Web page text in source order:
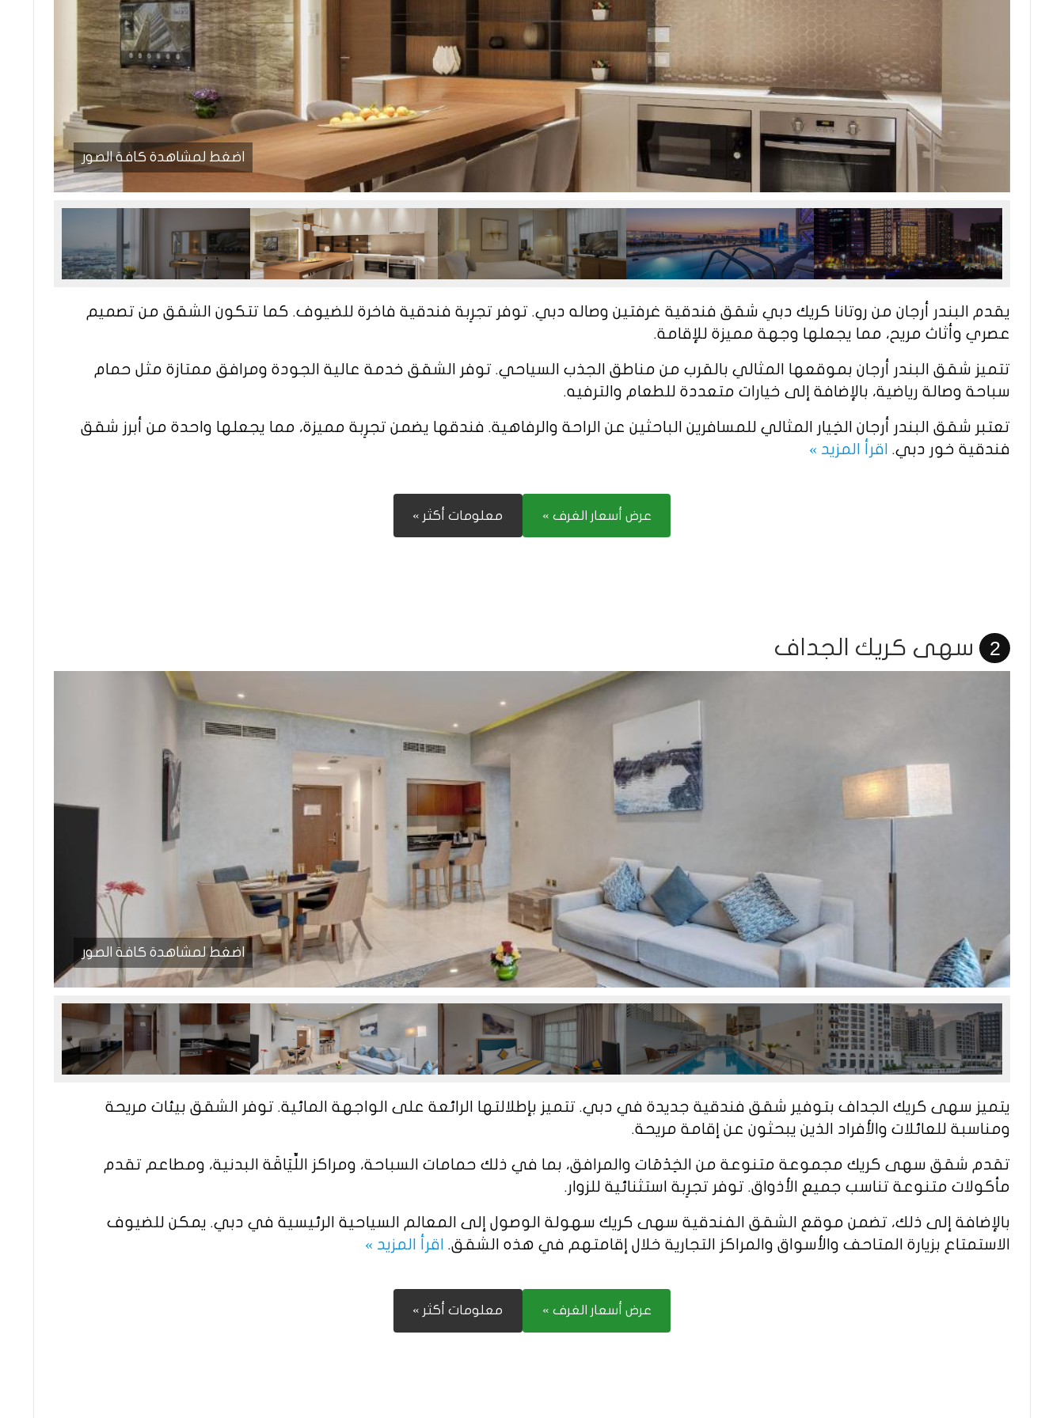
اضغط لمشاهدة كافة الصور
يقدم البندر أرجان من روتانا كريك دبي شقق فندقية غرفتين وصاله دبي. توفر تجرِبة فندقية فاخرة للضيوف. كما تتكون الشقق من تصميم
عصري وأثاث مريح، مما يجعلها وجهة مميزة للإقامة.
تتميز شقق البندر أرجان بموقعها المثالي بالقرب من مناطق الجذب السياحي. توفر الشقق خدمة عالية الجودة ومرافق ممتازة مثل حمام
سباحة وصالة رياضية، بالإضافة إلى خيارات متعددة للطعام والترفيه.
تعتبر شقق البندر أرجان الخِيار المثالي للمسافرين الباحثين عن الراحة والرفاهية. فندقها يضمن تجرِبة مميزة، مما يجعلها واحدة من أبرز شقق
فندقية خور دبي. اقرأ المزيد »
عرض أسعار الغرف » معلومات أكثر »
2 سهى كريك الجداف
اضغط لمشاهدة كافة الصور
يتميز سهى كريك الجداف بتوفير شقق فندقية جديدة في دبي. تتميز بإطلالتها الرائعة على الواجهة المائية. توفر الشقق بيئات مريحة
ومناسبة للعائلات والأفراد الذين يبحثون عن إقامة مريحة.
تقدم شقق سهى كريك مجموعة متنوعة من الخِدْمَات والمرافق، بما في ذلك حمامات السباحة، ومراكز اللِّيَاقَة البدنية، ومطاعم تقدم
مأكولات متنوعة تناسب جميع الأذواق. توفر تجرِبة استثنائية للزوار.
بالإضافة إلى ذلك، تضمن موقع الشقق الفندقية سهى كريك سهولة الوصول إلى المعالم السياحية الرئيسية في دبي. يمكن للضيوف
الاستمتاع بزيارة المتاحف والأسواق والمراكز التجارية خلال إقامتهم في هذه الشقق. اقرأ المزيد »
عرض أسعار الغرف » معلومات أكثر »